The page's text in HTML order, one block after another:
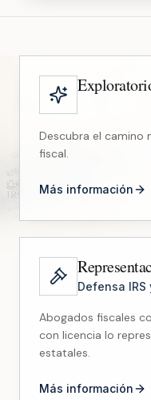
Descubra el camino
fiscal.
Más información
Defensa
Abogados fiscales
con licencia lo
estatales.
Más información